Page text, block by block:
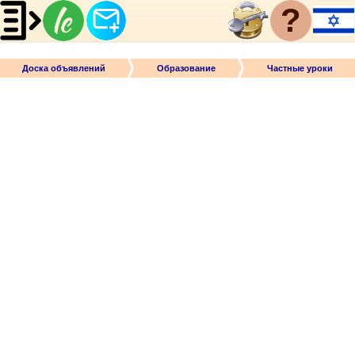
?
Доска объявлений Образование Частные уроки